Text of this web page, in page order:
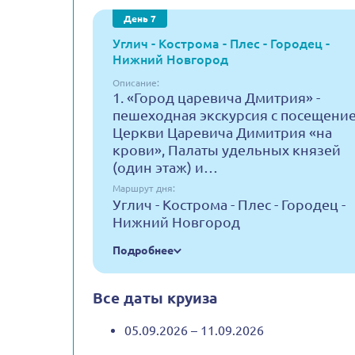
День 7
Углич - Кострома - Плес - Городец -
Нижний Новгород
Описание:
1. «Город царевича Дмитрия» -
пешеходная экскурсия с
Церкви Царевича Димитрия «на
крови», Палаты удельных князей
(один этаж) и…
Маршрут дня:
Углич - Кострома - Плес - Городец -
Нижний Новгород
Подробнее
Все даты круиза
05.09.2026 – 11.09.2026